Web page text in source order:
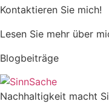
Kontaktieren Sie mich!
Lesen Sie mehr über
Blogbeiträge
Nachhaltigkeit macht